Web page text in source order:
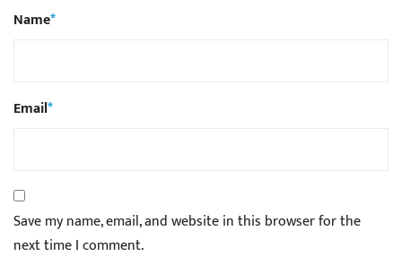
Name*
Email*
Save my name, email, and website in this browser for the
next time I comment.